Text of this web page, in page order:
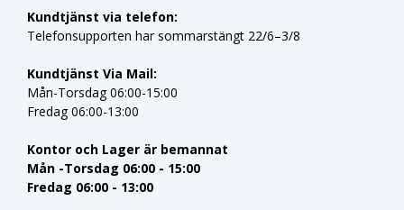
Kundtjänst via telefon:
Telefonsupporten har sommarstängt 22/6–3/8
Kundtjänst Via Mail:
Mån-Torsdag 06:00-15:00
Fredag 06:00-13:00
Kontor och Lager är bemannat
Mån -Torsdag 06:00 - 15:00
Fredag 06:00 - 13:00